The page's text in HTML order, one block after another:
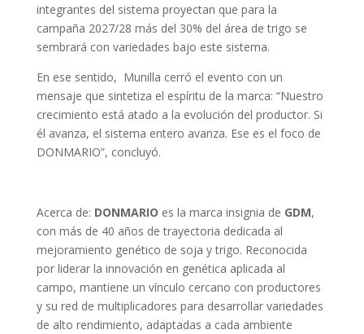
integrantes del sistema proyectan que para la
campaña 2027/28 más del 30% del área de trigo se
sembrará con variedades bajo este sistema.
En ese sentido, Munilla cerró el evento con un
mensaje que sintetiza el espíritu de la marca: “Nuestro
crecimiento está atado a la evolución del productor. Si
él avanza, el sistema entero avanza. Ese es el foco de
DONMARIO”, concluyó.
Acerca de: DONMARIO es la marca insignia de GDM,
con más de 40 años de trayectoria dedicada al
mejoramiento genético de soja y trigo. Reconocida
por liderar la innovación en genética aplicada al
campo, mantiene un vínculo cercano con productores
y su red de multiplicadores para desarrollar variedades
de alto rendimiento, adaptadas a cada ambiente